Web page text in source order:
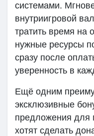
системами.
внутриигровой
тратить время на
нужные ресурсы
сразу после
уверенность в
Ещё одним
эксклюзивные
предложения для
хотят сделать